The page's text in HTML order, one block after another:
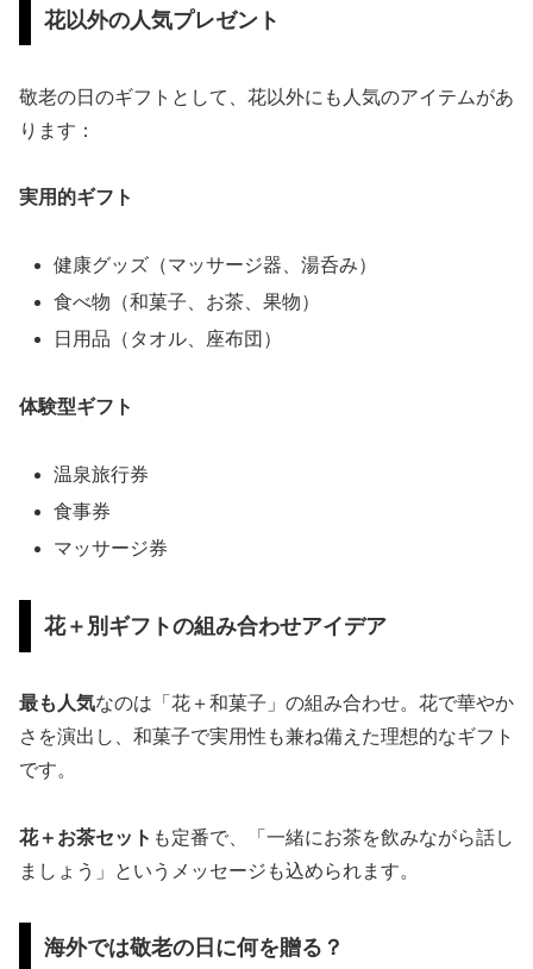
花以外の人気プレゼント
敬老の日のギフトとして、花以外にも人気のアイテムがあ
ります：
実用的ギフト
健康グッズ（マッサージ器、湯呑み）
食べ物（和菓子、お茶、果物）
日用品（タオル、座布団）
体験型ギフト
温泉旅行券
食事券
マッサージ券
花＋別ギフトの組み合わせアイデア
最も人気なのは「花＋和菓子」の組み合わせ。花で華やか
さを演出し、和菓子で実用性も兼ね備えた理想的なギフト
です。
花＋お茶セット も定番で、「一緒にお茶を飲みながら話し
ましょう」というメッセージも込められます。
海外では敬老の日に何を贈る？